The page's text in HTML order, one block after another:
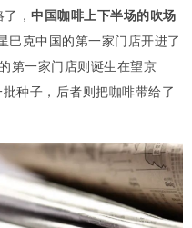
， 中国咖啡上下半场的吹场
巴克中国的第一家门店开进了
第一家门店则诞生在望京
种子，后者则把咖啡带给了